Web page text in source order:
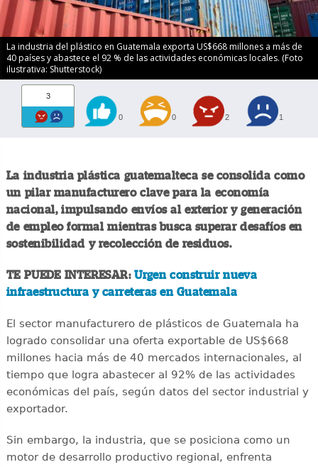
La industria del plástico en Guatemala exporta US$668 millones a más de
40 países y abastece el 92 % de las actividades económicas locales. (Foto
ilustrativa: Shutterstock)
3
0 0 2 1
La industria plástica guatemalteca se consolida como
un pilar manufacturero clave para la economía
nacional, impulsando envíos al exterior y generación
de empleo formal mientras busca superar desafíos en
sostenibilidad y recolección de residuos.
TE PUEDE INTERESAR:Urgen construir nueva
infraestructura y carreteras en Guatemala
El sector manufacturero de plásticos de Guatemala ha
logrado consolidar una oferta exportable de US$668
millones hacia más de 40 mercados internacionales, al
tiempo que logra abastecer al 92% de las actividades
económicas del país, según datos del sector industrial y
exportador.
Sin embargo, la industria, que se posiciona como un
motor de desarrollo productivo regional, enfrenta